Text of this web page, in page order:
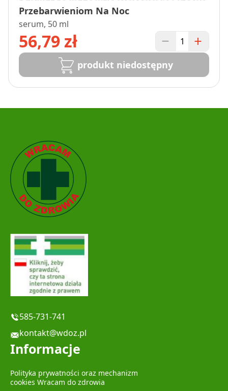
Przebarwieniom Na Noc
serum, 50 ml
56,79 zł
produkt niedostępny
585-731-741
kontakt@wdoz.pl
Informacje
Polityka prywatności oraz mechanizm
cookies Wracam do zdrowia